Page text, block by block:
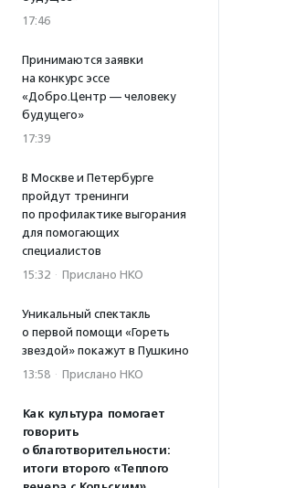
17:46
Принимаются заявки
на конкурс эссе
«Добро.Центр — человеку
будущего»
17:39
В Москве и Петербурге
пройдут тренинги
по профилактике выгорания
для помогающих
специалистов
15:32 · Прислано НКО
Уникальный спектакль
о первой помощи «Гореть
звездой» покажут в Пушкино
13:58 · Прислано НКО
Как культура помогает
говорить
о благотворительности:
итоги второго «Теплого